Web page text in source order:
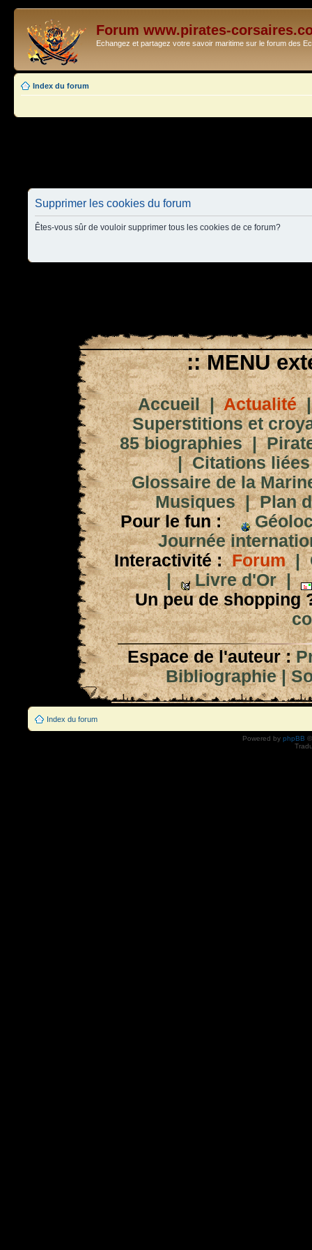
Forum www.pirates-
Echangez et partagez votre savoir maritime sur le forum des
Index du forum
Supprimer les cookies du forum
Êtes-vous sûr de vouloir supprimer tous les cookies de ce forum?
:: MENU
Accueil|Actualité
Superstitions et
85 biographies|
|Citations
Glossaire de la
Musiques|Plan
Pour le fun :
Journée
Interactivité : Forum|
|
Livre d'Or|
Un peu de shopping
Espace de l'auteur :
Bibliographie|
Index du forum
Powered by phpBB